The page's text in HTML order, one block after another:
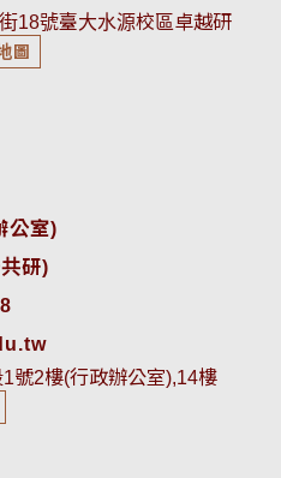
18號臺大水源校區卓越研
圖
公室)
研)
號2樓(行政辦公室),14樓